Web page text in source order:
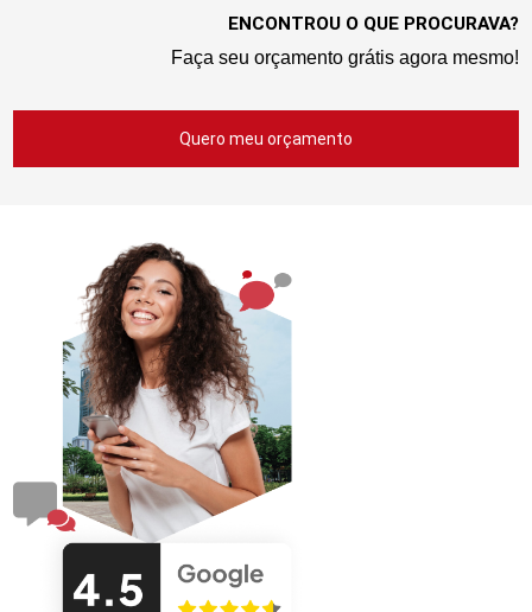
ENCONTROU O QUE PROCURAVA?
Faça seu orçamento grátis agora mesmo!
Quero meu orçamento